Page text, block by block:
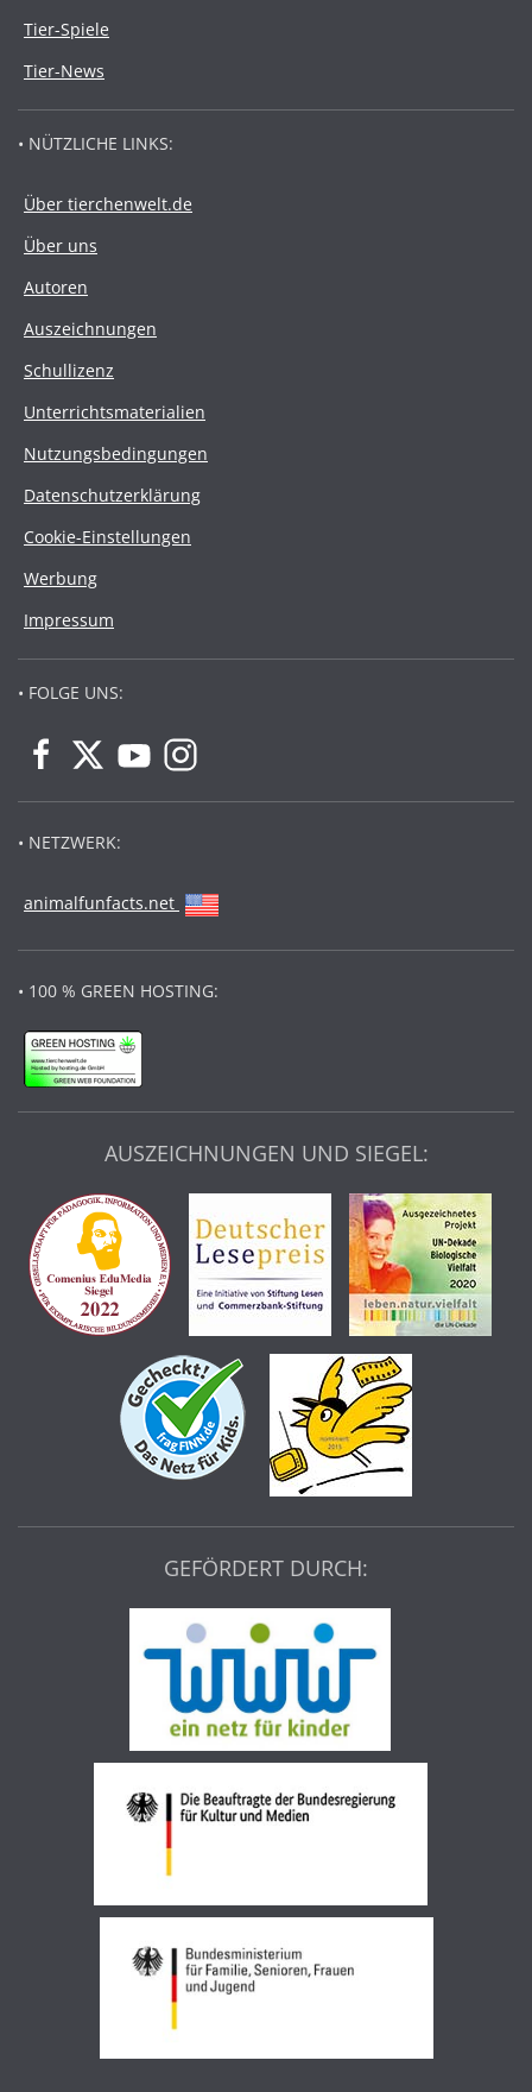
Tier-Spiele
Tier-News
• NÜTZLICHE LINKS:
Über tierchenwelt.de
Über uns
Autoren
Auszeichnungen
Schullizenz
Unterrichtsmaterialien
Nutzungsbedingungen
Datenschutzerklärung
Cookie-Einstellungen
Werbung
Impressum
• FOLGE UNS:
• NETZWERK:
animalfunfacts.net
• 100 % GREEN HOSTING:
AUSZEICHNUNGEN UND SIEGEL:
GEFÖRDERT DURCH: